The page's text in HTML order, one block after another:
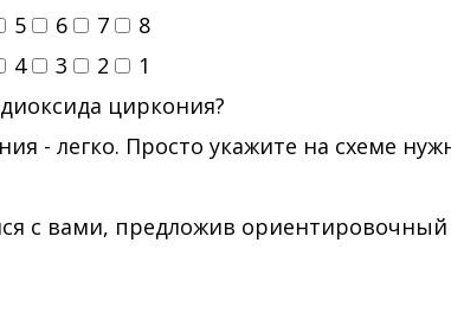
5 6 7
8
4 3 2
1
циркония?
- легко. Просто укажите на схеме
с вами, предложив ориентировочный